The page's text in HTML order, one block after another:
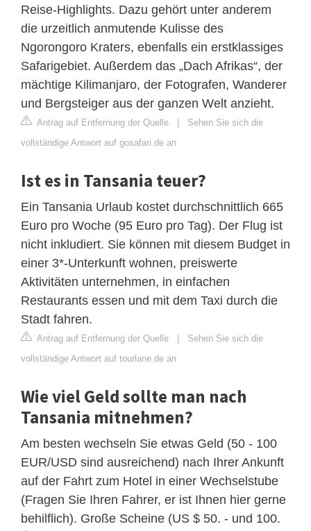
Reise-Highlights. Dazu gehört unter anderem
die urzeitlich anmutende Kulisse des
Ngorongoro Kraters, ebenfalls ein erstklassiges
Safarigebiet. Außerdem das „Dach Afrikas“, der
mächtige Kilimanjaro, der Fotografen, Wanderer
und Bergsteiger aus der ganzen Welt anzieht.
Antrag auf Entfernung der Quelle | Sehen Sie sich die
vollständige Antwort auf gosafari.de an
Ist es in Tansania teuer?
Ein Tansania Urlaub kostet durchschnittlich 665
Euro pro Woche (95 Euro pro Tag). Der Flug ist
nicht inkludiert. Sie können mit diesem Budget in
einer 3*-Unterkunft wohnen, preiswerte
Aktivitäten unternehmen, in einfachen
Restaurants essen und mit dem Taxi durch die
Stadt fahren.
Antrag auf Entfernung der Quelle | Sehen Sie sich die
vollständige Antwort auf tourlane.de an
Wie viel Geld sollte man nach
Tansania mitnehmen?
Am besten wechseln Sie etwas Geld (50 - 100
EUR/USD sind ausreichend) nach Ihrer Ankunft
auf der Fahrt zum Hotel in einer Wechselstube
(Fragen Sie Ihren Fahrer, er ist Ihnen hier gerne
behilflich). Große Scheine (US $ 50. - und 100.